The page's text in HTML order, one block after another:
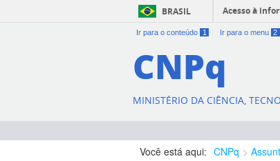
BRASIL Acesso à
Ir para o conteúdo 1 Ir para o menu 2
CNPq
MINISTÉRIO DA CIÊNCIA,
Você está aqui: CNPq